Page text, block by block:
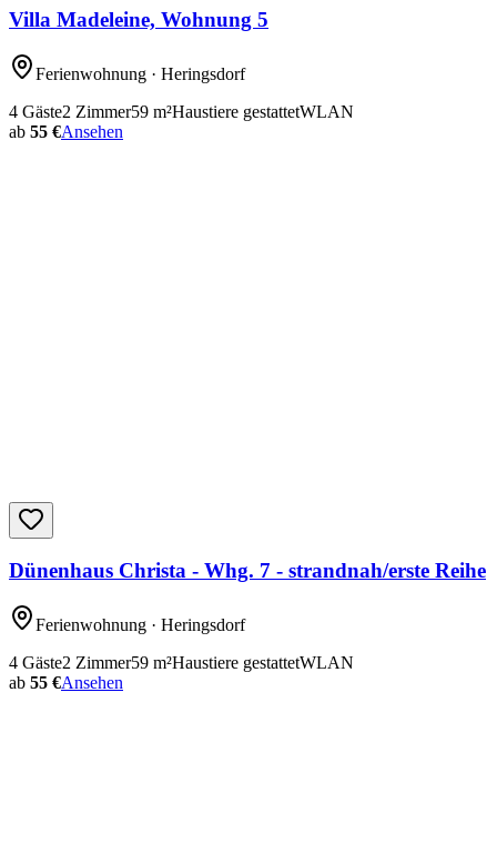
Villa Madeleine, Wohnung 5
Ferienwohnung · Heringsdorf
4 Gäste2 Zimmer59 m²Haustiere gestattetWLAN
ab 55 €Ansehen
Dünenhaus Christa - Whg. 7 - strandnah/erste Reihe
Ferienwohnung · Heringsdorf
4 Gäste2 Zimmer59 m²Haustiere gestattetWLAN
ab 55 €Ansehen